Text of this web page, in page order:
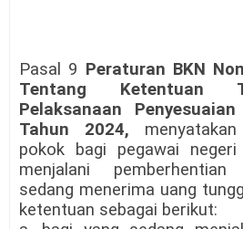
Pasal 9 Peraturan BKN
Tentang Ketentuan
Pelaksanaan
Tahun 2024,
pokok bagi pegawai
menjalani
sedang menerima uang
ketentuan sebagai berikut: